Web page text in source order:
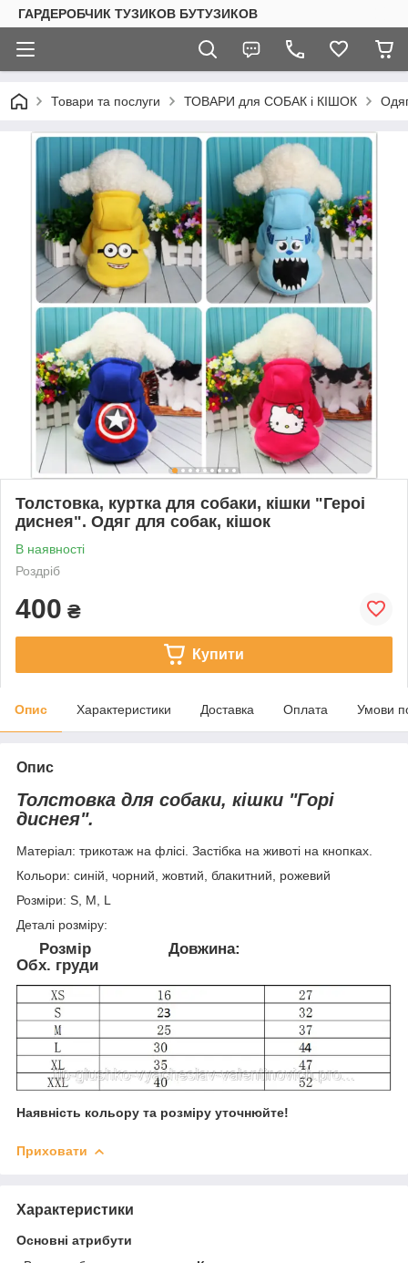
ГАРДЕРОБЧИК ТУЗИКОВ БУТУЗИКОВ
Товари та послуги ТОВАРИ для СОБАК і КІШОК
Толстовка, куртка для собаки, кішки "Героі
диснея". Одяг для собак, кішок
В наявності
Роздріб
400 ₴
Купити
Опис Характеристики Доставка Оплата Умови
Опис
Толстовка для собаки, кішки "Горі
диснея".
Матеріал: трикотаж на флісі. Застібка на животі на кнопках.
Кольори: синій, чорний, жовтий, блакитний, рожевий
Розміри: S, M, L
Деталі розміру:
Розмір Довжина:
Обх. груди
Наявність кольору та розміру уточнюйте!
Приховати
Характеристики
Основні атрибути